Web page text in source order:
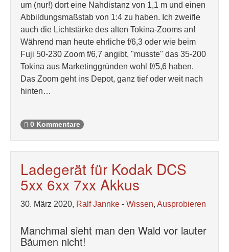
um (nur!) dort eine Nahdistanz von 1,1 m und einen
Abbildungsmaßstab von 1:4 zu haben. Ich zweifle
auch die Lichtstärke des alten Tokina-Zooms an!
Während man heute ehrliche f/6,3 oder wie beim
Fuji 50-230 Zoom f/6,7 angibt, "musste" das 35-200
Tokina aus Marketinggründen wohl f//5,6 haben.
Das Zoom geht ins Depot, ganz tief oder weit nach
hinten…
0 Kommentare
Ladegerät für Kodak DCS
5xx 6xx 7xx Akkus
30. März 2020, Ralf Jannke - Wissen, Ausprobieren
Manchmal sieht man den Wald vor lauter
Bäumen nicht!